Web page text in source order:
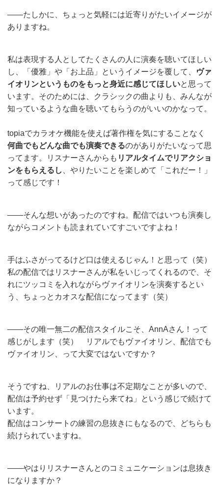
——たしかに、ちょっと気軽には近寄りがたいイメージが
ありますね。
私は表現する人としてたくさんの人に演奏を聴いてほしい
し、「優雅」や「お上品」というイメージを覆して、
ヴァ
イオリンというものをもっと身近に感じてほしいと思って
います。そのためには、クラシックの曲よりも、みんなが
知っているような曲を聴いてもらうのがいいのかなって。
topiaでカラオケ機能を使えば著作権を気にすることなく
何曲でもどんな曲でも演奏できるのがありがたいなって思
ってます。リスナーさんからも リアルタイムでリアクショ
ンをもらえるし
、やりたいことを楽しめて「これだー！」
って感じです！
——そんな想いがあったのですね。配信ではいつも演奏し
ながらコメントも読まれていてすごいですよね！
手はふさがってるけど口は使えるじゃん！と思って（笑）
私の配信ではリスナーさんが私をいじってくれるので、そ
れにツッコミを入れながらヴァイオリンを演奏するとい
う、ちょっとカオスな配信になってます（笑）
——その唯一無二の配信スタイルこそ、AnnAさん！って
感じがします（笑） リアルでもヴァイオリン、配信でも
ヴァイオリン、って大変ではないですか？
そうですね、リアルのお仕事は不定期なことが多いので、
配信は予約せず「見つけたら来てね」という感じで続けて
います。
配信はコンサートの練習の息抜きにもなるので、どちらも
続けられていますね。
——やはりリスナーさんとのコミュニケーションは息抜き
になりますか？